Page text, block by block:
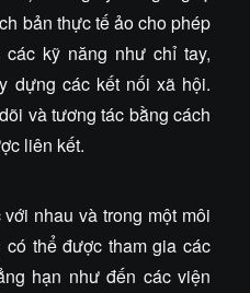
bản thực tế ảo cho phép
kỹ năng như chỉ tay,
dựng các kết nối xã hội.
và tương tác bằng cách
liên kết.
nhau và trong một môi
thể được tham gia các
hạn như đến các viện